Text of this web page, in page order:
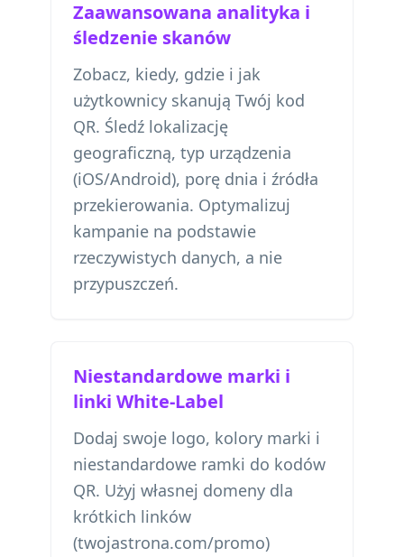
Zaawansowana analityka i
śledzenie skanów
Zobacz, kiedy, gdzie i jak
użytkownicy skanują Twój kod
QR. Śledź lokalizację
geograficzną, typ urządzenia
(iOS/Android), porę dnia i źródła
przekierowania. Optymalizuj
kampanie na podstawie
rzeczywistych danych, a nie
przypuszczeń.
Niestandardowe marki i
linki White-Label
Dodaj swoje logo, kolory marki i
niestandardowe ramki do kodów
QR. Użyj własnej domeny dla
krótkich linków
(twojastrona.com/promo)